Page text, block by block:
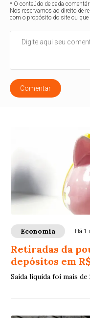
* O conteúdo de cada
Nos reservamos ao direito de
com o propósito do site ou
Comentar
Economia Há 1
Retiradas da
depósitos em
Saída líquida foi mais